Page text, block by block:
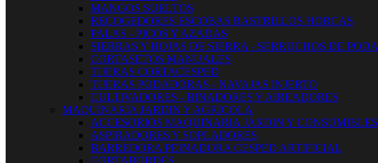
MANGOS SUELTOS
RECOGEDORES ESCOBAS RASTRILLOS HORCAS
PALAS - PICOS Y AZADAS
SIERRAS Y HOJAS DE SIERRA - SERRUCHOS DE PODA
CORTASETOS MANUALES
TIJERAS CORTACESPED
TIJERAS PODADORAS - NAVAJAS INJERTO
CULTIVADORES - BINADORES Y AIREADORES
MAQUINARIA JARDIN Y AGRICOLA
ACCESORIOS MAQUINARIA JARDIN Y CONSUMIBLES
ASPIRADORES Y SOPLADORES
BARREDORA PEINADORA CESPED ARTIFICIAL
CORTABORDES